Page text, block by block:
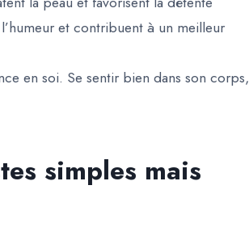
et contribuent à un meilleur
en soi. Se sentir bien dans son corps,
simples mais